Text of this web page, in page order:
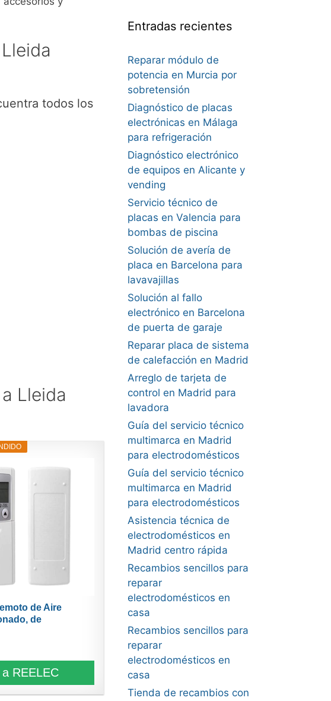
todos los
Lleida
de Aire
de
a REELEC
Entradas recientes
Reparar módulo de
potencia en Murcia por
sobretensión
Diagnóstico de placas
electrónicas en Málaga
para refrigeración
Diagnóstico electrónico
de equipos en Alicante y
vending
Servicio técnico de
placas en Valencia para
bombas de piscina
Solución de avería de
placa en Barcelona para
lavavajillas
Solución al fallo
electrónico en Barcelona
de puerta de garaje
Reparar placa de sistema
de calefacción en Madrid
Arreglo de tarjeta de
control en Madrid para
lavadora
Guía del servicio técnico
multimarca en Madrid
para electrodomésticos
Guía del servicio técnico
multimarca en Madrid
para electrodomésticos
Asistencia técnica de
electrodomésticos en
Madrid centro rápida
Recambios sencillos para
reparar
electrodomésticos en
casa
Recambios sencillos para
reparar
electrodomésticos en
casa
Tienda de recambios con